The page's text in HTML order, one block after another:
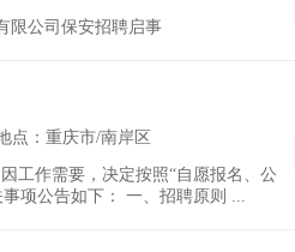
限公司保安招聘启事
点：重庆市/南岸区
工作需要，决定按照“自愿报名、公
项公告如下： 一、招聘原则 ...